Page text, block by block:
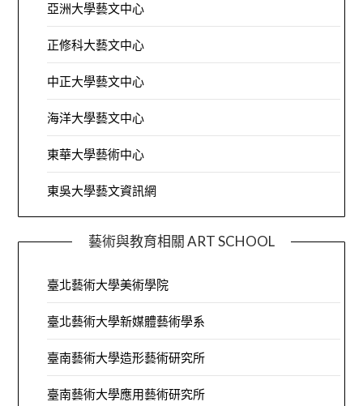
亞洲大學藝文中心
正修科大藝文中心
中正大學藝文中心
海洋大學藝文中心
東華大學藝術中心
東吳大學藝文資訊網
藝術與教育相關 ART SCHOOL
臺北藝術大學美術學院
臺北藝術大學新媒體藝術學系
臺南藝術大學造形藝術研究所
臺南藝術大學應用藝術研究所